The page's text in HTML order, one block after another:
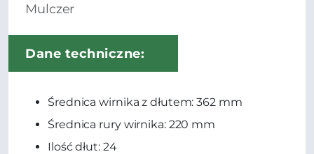
Mulczer
Dane techniczne:
Średnica wirnika z dłutem: 362 mm
Średnica rury wirnika: 220 mm
Ilość dłut: 24